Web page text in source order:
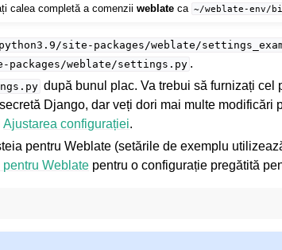
calea completă a comenziiweblate ca ~/weblate-env/
site-packages/weblate/
weblate/settings.py .
după bunul plac. Va trebui să furnizați cel
Django, dar veți dori mai multe modificări
Ajustarea configurației.
pentru Weblate (setările de exemplu
Weblate pentru o configurație pregătită